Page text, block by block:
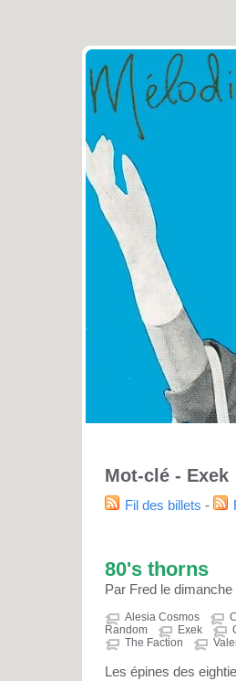
Mot-clé - Exek
Fil des billets -
80's thorns
Par Fred le
Alesia Cosmos
Random
Exek
The Faction
Les épines des